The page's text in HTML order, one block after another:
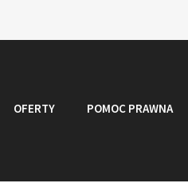
OFERTY POMOC PRAWNA